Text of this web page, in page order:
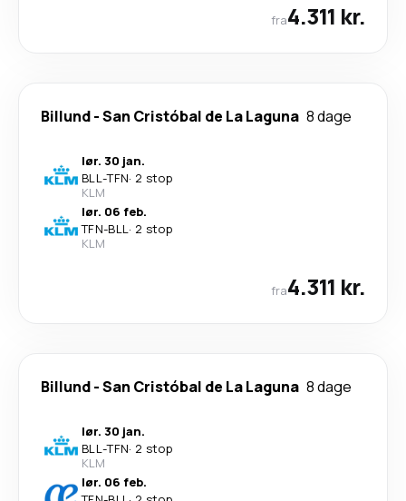
fra4.311 kr.
Billund-San Cristóbal de La Laguna 8 dage
lør. 30 jan.
BLL-TFN· 2 stop
KLM
lør. 06 feb.
TFN-BLL· 2 stop
KLM
fra4.311 kr.
Billund-San Cristóbal de La Laguna 8 dage
lør. 30 jan.
BLL-TFN· 2 stop
KLM
lør. 06 feb.